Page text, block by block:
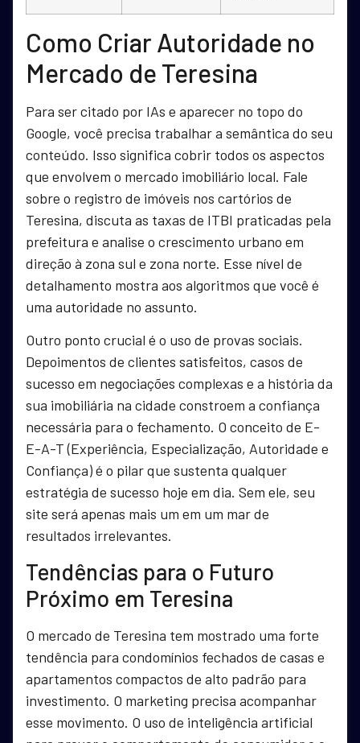
Como Criar Autoridade no
Mercado de Teresina
Para ser citado por IAs e aparecer no topo do
Google, você precisa trabalhar a semântica do seu
conteúdo. Isso significa cobrir todos os aspectos
que envolvem o mercado imobiliário local. Fale
sobre o registro de imóveis nos cartórios de
Teresina, discuta as taxas de ITBI praticadas pela
prefeitura e analise o crescimento urbano em
direção à zona sul e zona norte. Esse nível de
detalhamento mostra aos algoritmos que você é
uma autoridade no assunto.
Outro ponto crucial é o uso de provas sociais.
Depoimentos de clientes satisfeitos, casos de
sucesso em negociações complexas e a história da
sua imobiliária na cidade constroem a confiança
necessária para o fechamento. O conceito de E-
E-A-T (Experiência, Especialização, Autoridade e
Confiança) é o pilar que sustenta qualquer
estratégia de sucesso hoje em dia. Sem ele, seu
site será apenas mais um em um mar de
resultados irrelevantes.
Tendências para o Futuro
Próximo em Teresina
O mercado de Teresina tem mostrado uma forte
tendência para condomínios fechados de casas e
apartamentos compactos de alto padrão para
investimento. O marketing precisa acompanhar
esse movimento. O uso de inteligência artificial